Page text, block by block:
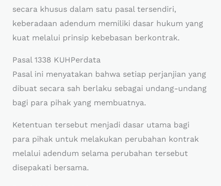
secara khusus dalam satu pasal tersendiri,
keberadaan adendum memiliki dasar hukum yang
kuat melalui prinsip kebebasan berkontrak.
Pasal 1338 KUHPerdata
Pasal ini menyatakan bahwa setiap perjanjian yang
dibuat secara sah berlaku sebagai undang-undang
bagi para pihak yang membuatnya.
Ketentuan tersebut menjadi dasar utama bagi
para pihak untuk melakukan perubahan kontrak
melalui adendum selama perubahan tersebut
disepakati bersama.